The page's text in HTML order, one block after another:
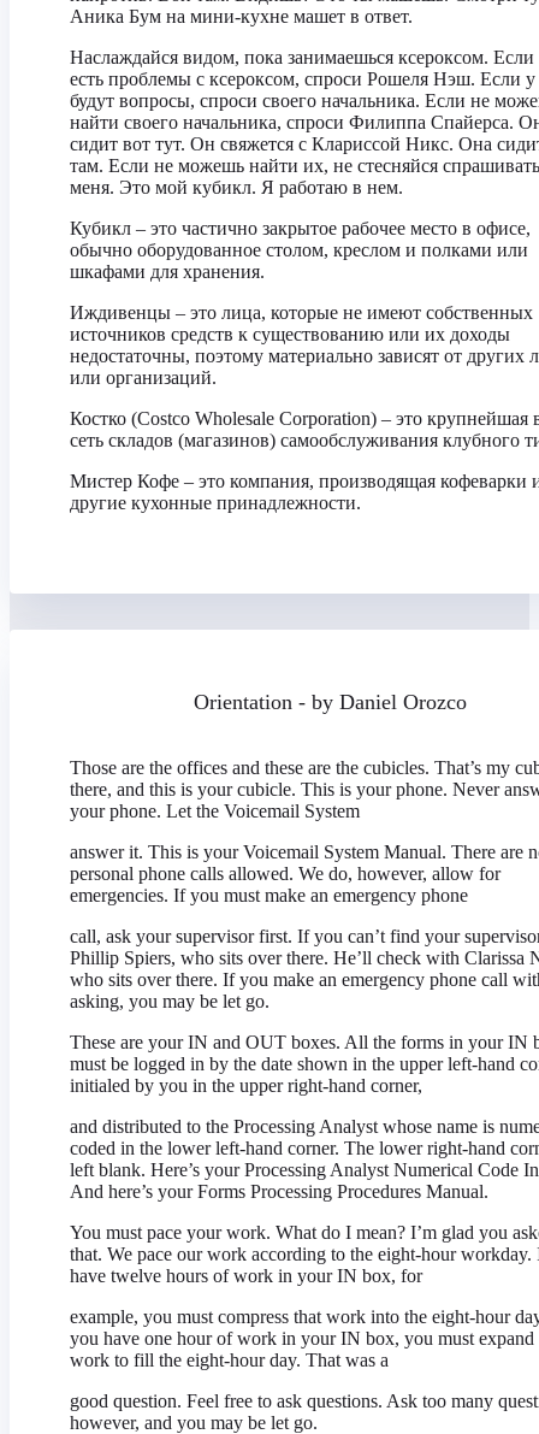
Аника Бум на мини-кухне машет в ответ.
Наслаждайся видом, пока занимаешься ксероксом. Если
есть проблемы с ксероксом, спроси Рошеля Нэш. Если у
будут вопросы, спроси своего начальника. Если не
найти своего начальника, спроси Филиппа Спайерса.
сидит вот тут. Он свяжется с Клариссой Никс. Она
там. Если не можешь найти их, не стесняйся
меня. Это мой кубикл. Я работаю в нем.
Кубикл – это частично закрытое рабочее место в офисе,
обычно оборудованное столом, креслом и полками или
шкафами для хранения.
Иждивенцы – это лица, которые не имеют собственных
источников средств к существованию или их доходы
недостаточны, поэтому материально зависят от других
или организаций.
Костко (Costco Wholesale Corporation) – это крупнейшая
сеть складов (магазинов) самообслуживания клубного
Мистер Кофе – это компания, производящая кофеварки
другие кухонные принадлежности.
Orientation - by Daniel Orozco
Those are the offices and these are the cubicles. That’s my
there, and this is your cubicle. This is your phone. Never
your phone. Let the Voicemail System
answer it. This is your Voicemail System Manual. There are
personal phone calls allowed. We do, however, allow for
emergencies. If you must make an emergency phone
call, ask your supervisor first. If you can’t find your
Phillip Spiers, who sits over there. He’ll check with Clarissa
who sits over there. If you make an emergency phone call
asking, you may be let go.
These are your IN and OUT boxes. All the forms in your IN
must be logged in by the date shown in the upper left-hand
initialed by you in the upper right-hand corner,
and distributed to the Processing Analyst whose name is
coded in the lower left-hand corner. The lower right-hand
left blank. Here’s your Processing Analyst Numerical Code
And here’s your Forms Processing Procedures Manual.
You must pace your work. What do I mean? I’m glad you
that. We pace our work according to the eight-hour workday.
have twelve hours of work in your IN box, for
example, you must compress that work into the eight-hour
you have one hour of work in your IN box, you must expand
work to fill the eight-hour day. That was a
good question. Feel free to ask questions. Ask too many
however, and you may be let go.